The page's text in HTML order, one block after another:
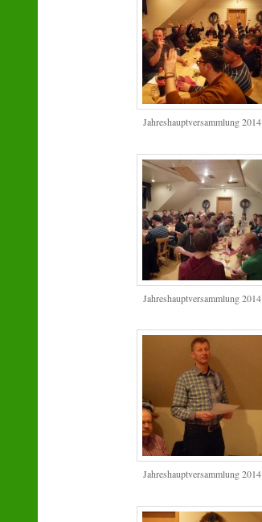
Jahreshauptversammlung 2014
Jahreshauptversammlung 2014
Jahreshauptversammlung 2014